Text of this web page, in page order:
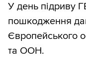
У день підриву
пошкодження
Європейського
та ООН.